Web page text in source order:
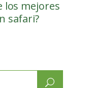
los mejores
safari?